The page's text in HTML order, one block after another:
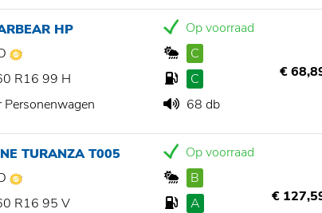
HP
R16 99 H
Personenwagen
Op voorraad
C
C
68 db
€
TURANZA T005
R16 95 V
Op voorraad
B
A
€